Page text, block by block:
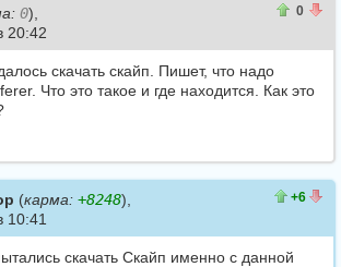
0
0),
20:42
скачать скайп. Пишет, что надо
Что это такое и где находится. Как это
+6
(карма: +8248),
10:41
скачать Скайп именно с данной